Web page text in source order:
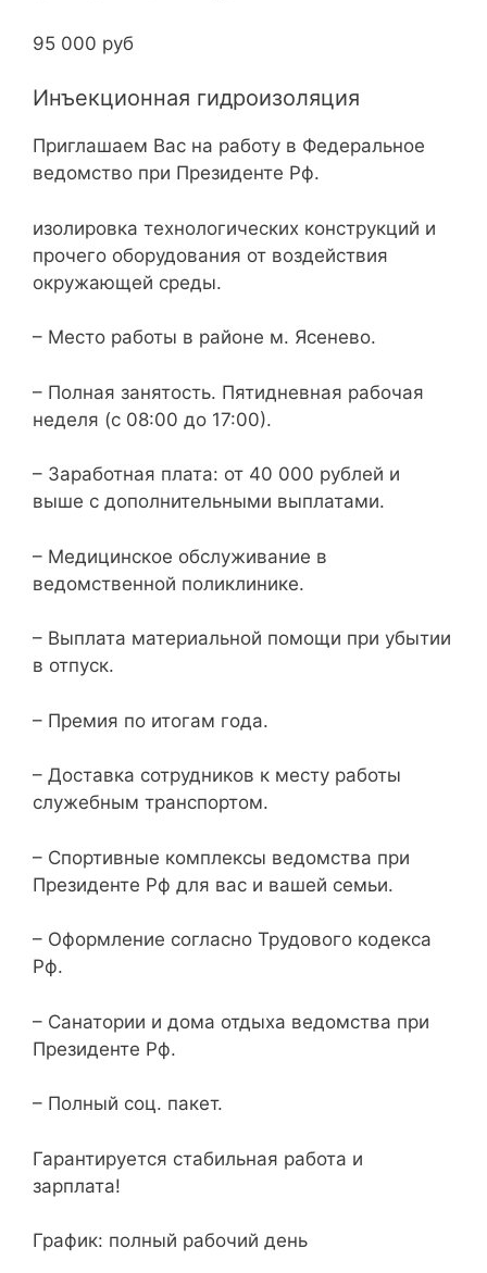
95 000 руб
Инъекционная гидроизоляция
Приглашаем Вас на работу в Федеральное
ведомство при Президенте Рф.
изолировка технологических конструкций и
прочего оборудования от воздействия
окружающей среды.
– Место работы в районе м. Ясенево.
– Полная занятость. Пятидневная рабочая
неделя (с 08:00 до 17:00).
– Заработная плата: от 40 000 рублей и
выше с дополнительными выплатами.
– Медицинское обслуживание в
ведомственной поликлинике.
– Выплата материальной помощи при убытии
в отпуск.
– Премия по итогам года.
– Доставка сотрудников к месту работы
служебным транспортом.
– Спортивные комплексы ведомства при
Президенте Рф для вас и вашей семьи.
– Оформление согласно Трудового кодекса
Рф.
– Санатории и дома отдыха ведомства при
Президенте Рф.
– Полный соц. пакет.
Гарантируется стабильная работа и
зарплата!
График: полный рабочий день